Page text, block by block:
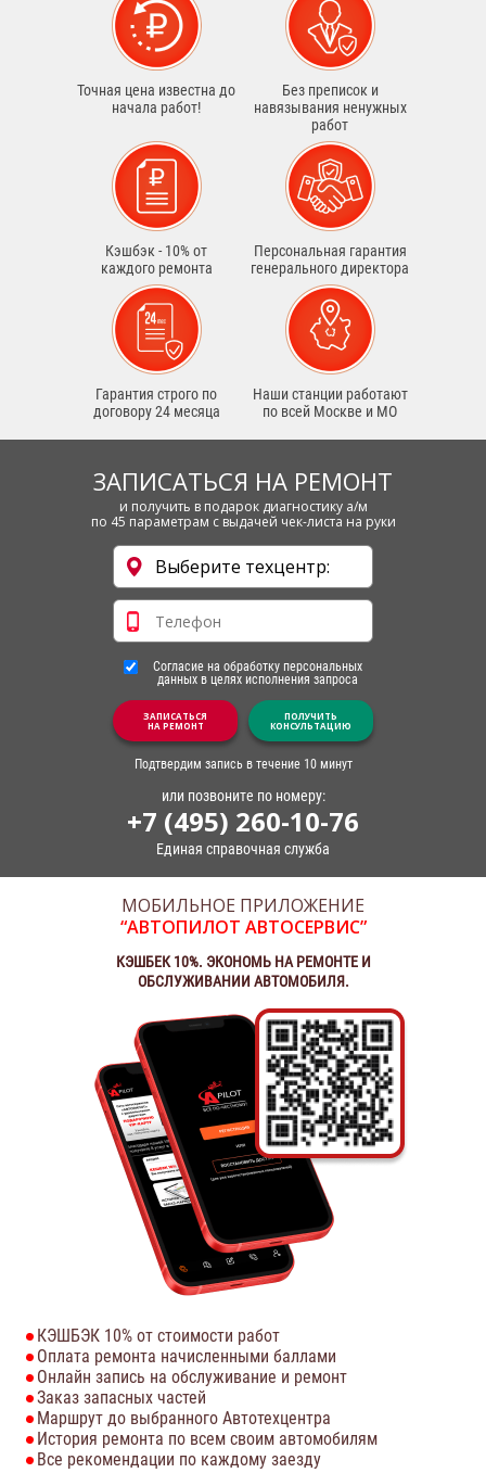
Точная цена известна до
начала работ!
Без преписок и
навязывания ненужных
работ
Кэшбэк - 10% от
каждого ремонта
Персональная гарантия
генерального директора
Гарантия строго по
договору 24 месяца
Наши станции работают
по всей Москве и МО
ЗАПИСАТЬСЯ НА РЕМОНТ
и получить в подарок диагностику а/м
по 45 параметрам с выдачей чек-листа на руки
Согласие на обработку персональных
данных в целях исполнения запроса
ЗАПИСАТЬСЯ
НА РЕМОНТ
ПОЛУЧИТЬ
КОНСУЛЬТАЦИЮ
Подтвердим запись в течение 10 минут
или позвоните по номеру:
+7 (495) 260-10-76
Единая справочная служба
МОБИЛЬНОЕ ПРИЛОЖЕНИЕ
“АВТОПИЛОТ АВТОСЕРВИС”
КЭШБЕК 10%. ЭКОНОМЬ НА РЕМОНТЕ И
ОБСЛУЖИВАНИИ АВТОМОБИЛЯ.
КЭШБЭК 10% от стоимости работ
Оплата ремонта начисленными баллами
Онлайн запись на обслуживание и ремонт
Заказ запасных частей
Маршрут до выбранного Автотехцентра
История ремонта по всем своим автомобилям
Все рекомендации по каждому заезду